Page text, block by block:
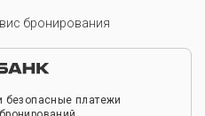
бронирования
платежи